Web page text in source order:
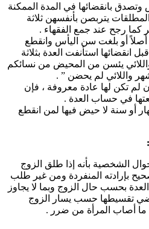
وتصدق بانقضائها في المدة الممكنة
يتربصن بأنفسهن ثلاثة
كما رجح عند جمع الفقهاء .
أو بلغت سن اليأس وانقطع
انقضائها استأنفت العدة بثلاثة
واللائي يئسن من المحيض من نسائكم
واللائي لم يحضن ” .
لم تكن لها عادة معروفة ، فإن
في حساب العدة .
أو سنة لا حيض فيها لمن انقطع
قانون الأحوال الشخصية بأنه إذا طلق الزوج
بإرادته المنفردة ومن غير طلب
بحسب حال الزوج وبما لا يجاوز
تقسيطها حسب يسار الزوج
ما أصاب المرأة من ضرر .